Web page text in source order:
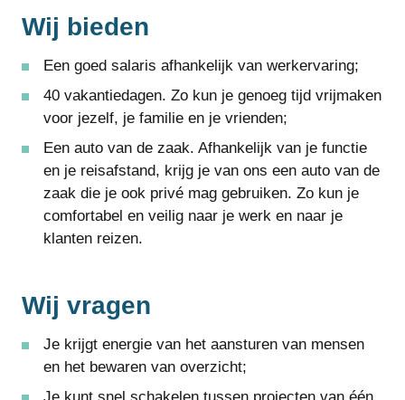
Wij bieden
Een goed salaris afhankelijk van werkervaring;
40 vakantiedagen. Zo kun je genoeg tijd vrijmaken
voor jezelf, je familie en je vrienden;
Een auto van de zaak. Afhankelijk van je functie
en je reisafstand, krijg je van ons een auto van de
zaak die je ook privé mag gebruiken. Zo kun je
comfortabel en veilig naar je werk en naar je
klanten reizen.
Wij vragen
Je krijgt energie van het aansturen van mensen
en het bewaren van overzicht;